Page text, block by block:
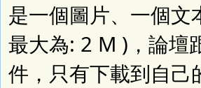
是一個圖片、一個
最大為: 2 M )，論壇
件，只有下載到自己